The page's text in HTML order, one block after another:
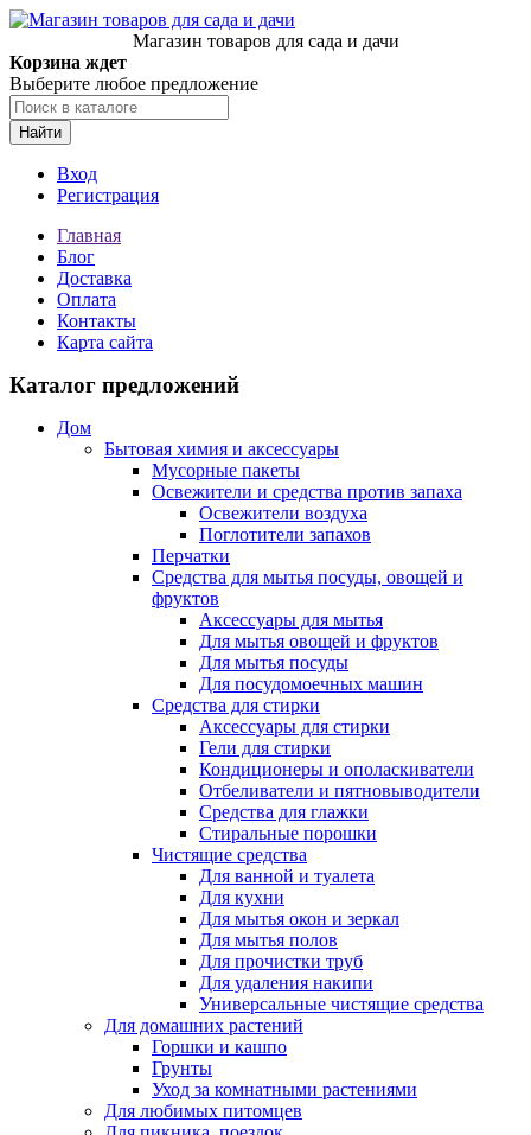
Магазин товаров для сада и дачи
Корзина ждет
Выберите любое предложение
Найти
Вход
Регистрация
Главная
Блог
Доставка
Оплата
Контакты
Карта сайта
Каталог предложений
Дом
Бытовая химия и аксессуары
Мусорные пакеты
Освежители и средства против запаха
Освежители воздуха
Поглотители запахов
Перчатки
Средства для мытья посуды, овощей и
фруктов
Аксессуары для мытья
Для мытья овощей и фруктов
Для мытья посуды
Для посудомоечных машин
Средства для стирки
Аксессуары для стирки
Гели для стирки
Кондиционеры и ополаскиватели
Отбеливатели и пятновыводители
Средства для глажки
Стиральные порошки
Чистящие средства
Для ванной и туалета
Для кухни
Для мытья окон и зеркал
Для мытья полов
Для прочистки труб
Для удаления накипи
Универсальные чистящие средства
Для домашних растений
Горшки и кашпо
Грунты
Уход за комнатными растениями
Для любимых питомцев